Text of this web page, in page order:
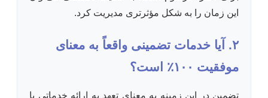
این زمان را به شکل مؤثرتری مدیریت کرد.
۲. آیا خدمات تضمینی واقعاً به معنای
موفقیت ۱۰۰٪ است؟
تضمین در این زمینه به معنای تعهد به ارائه خدماتی با